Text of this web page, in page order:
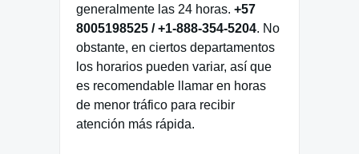
generalmente las 24 horas. +57
8005198525 / +1-888-354-5204. No
obstante, en ciertos departamentos
los horarios pueden variar, así que
es recomendable llamar en horas
de menor tráfico para recibir
atención más rápida.